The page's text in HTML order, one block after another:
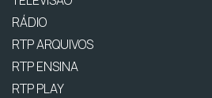
RÁDIO
RTP ARQUIVOS
RTP ENSINA
RTP PLAY